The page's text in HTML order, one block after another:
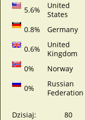
5.6%
United
States
0.8%
Germany
0.6%
United
Kingdom
0%
Norway
0%
Russian
Federation
Dzisiaj:
80